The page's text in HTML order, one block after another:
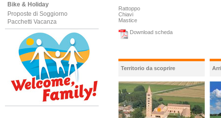
Bike & Holiday
Proposte di Soggiorno
Pacchetti Vacanza
Rattoppo
Chiavi
Mastice
Download scheda
Territorio da scoprire